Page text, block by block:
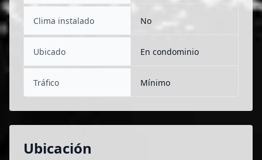
Clima instalado No
Ubicado En condominio
Tráfico Mínimo
Ubicación